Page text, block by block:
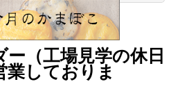
（工場見学の休日
しておりま